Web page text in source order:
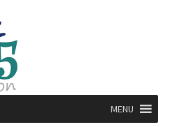
MENU